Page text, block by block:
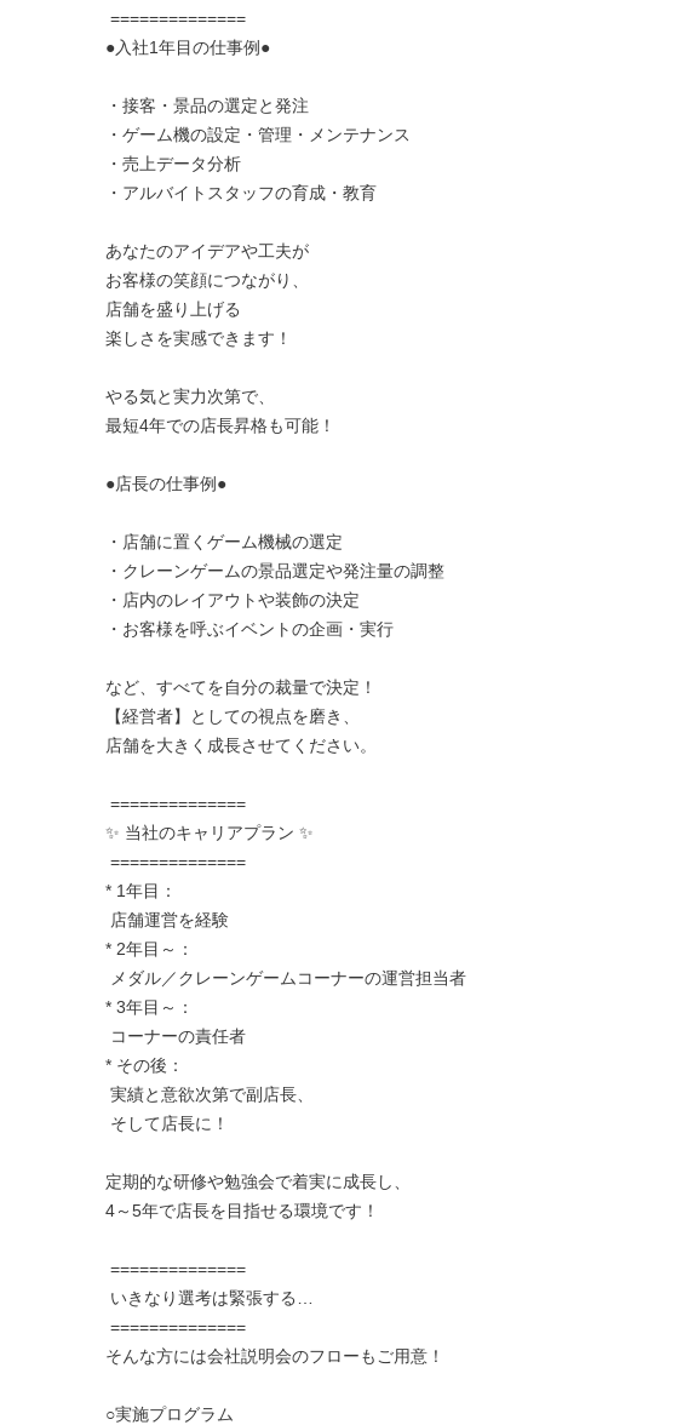
●入社1年目の仕事例●
・接客・景品の選定と発注
・ゲーム機の設定・管理・メンテナンス
・売上データ分析
・アルバイトスタッフの育成・教育
あなたのアイデアや工夫が
お客様の笑顔につながり、
店舗を盛り上げる
楽しさを実感できます！
やる気と実力次第で、
最短4年での店長昇格も可能！
●店長の仕事例●
・店舗に置くゲーム機械の選定
・クレーンゲームの景品選定や発注量の調整
・店内のレイアウトや装飾の決定
・お客様を呼ぶイベントの企画・実行
など、すべてを自分の裁量で決定！
【経営者】としての視点を磨き、
店舗を大きく成長させてください。
✨ 当社のキャリアプラン ✨
* 1年目：
* 2年目～：
* 3年目～：
* その後：
定期的な研修や勉強会で着実に成長し、
4～5年で店長を目指せる環境です！
そんな方には会社説明会のフローもご用意！
○実施プログラム